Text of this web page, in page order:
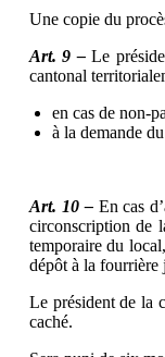
Une copie du
Art. 9 –Le
cantonal
en cas de non-
à la demande
Art. 10 – En cas
circonscription de
temporaire du
dépôt à la fourrière
Le président de la
caché.